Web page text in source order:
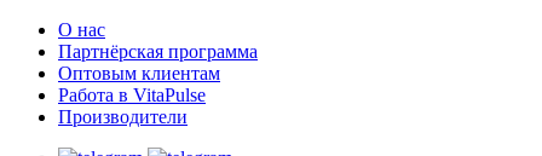
О нас
Партнёрская программа
Оптовым клиентам
Работа в VitaPulse
Производители